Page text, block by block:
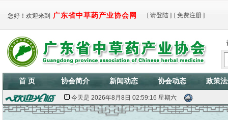
您好！欢迎来到 广东省中草药产业协会网 [ 请登陆 ] [ 免费注册 ]
首 页 协会简介 新闻动态 协会动态 政策
今天是 2026年8月8日 02:59:17 星期六